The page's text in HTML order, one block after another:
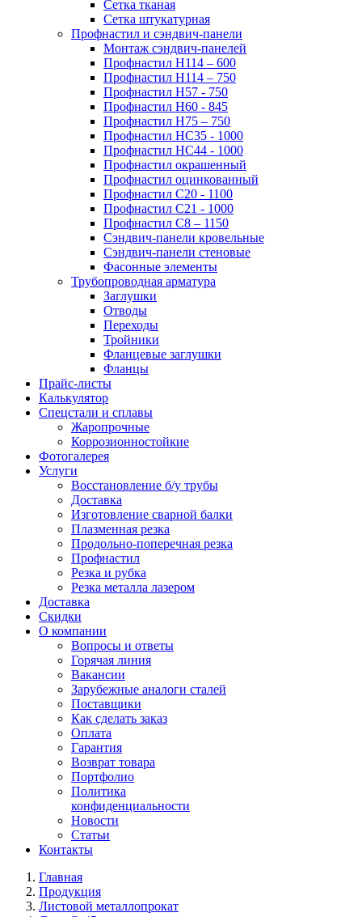
Сетка тканая
Сетка штукатурная
Профнастил и сэндвич-панели
Монтаж сэндвич-панелей
Профнастил Н114 – 600
Профнастил Н114 – 750
Профнастил Н57 - 750
Профнастил Н60 - 845
Профнастил Н75 – 750
Профнастил НС35 - 1000
Профнастил НС44 - 1000
Профнастил окрашенный
Профнастил оцинкованный
Профнастил С20 - 1100
Профнастил С21 - 1000
Профнастил С8 – 1150
Сэндвич-панели кровельные
Сэндвич-панели стеновые
Фасонные элементы
Трубопроводная арматура
Заглушки
Отводы
Переходы
Тройники
Фланцевые заглушки
Фланцы
Прайс-листы
Калькулятор
Спецстали и сплавы
Жаропрочные
Коррозионностойкие
Фотогалерея
Услуги
Восстановление б/у трубы
Доставка
Изготовление сварной балки
Плазменная резка
Продольно-поперечная резка
Профнастил
Резка и рубка
Резка металла лазером
Доставка
Скидки
О компании
Вопросы и ответы
Горячая линия
Вакансии
Зарубежные аналоги сталей
Поставщики
Как сделать заказ
Оплата
Гарантия
Возврат товара
Портфолио
Политика
конфиденциальности
Новости
Статьи
Контакты
Главная
Продукция
Листовой металлопрокат